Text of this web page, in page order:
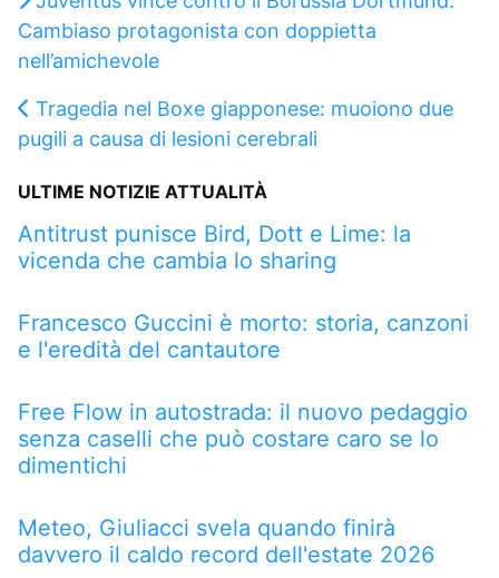
Cambiaso protagonista con doppietta
nell’amichevole
Tragedia nel Boxe giapponese: muoiono due
pugili a causa di lesioni cerebrali
ULTIME NOTIZIE ATTUALITÀ
Antitrust punisce Bird, Dott e Lime: la
vicenda che cambia lo sharing
Francesco Guccini è morto: storia, canzoni
e l'eredità del cantautore
Free Flow in autostrada: il nuovo pedaggio
senza caselli che può costare caro se lo
dimentichi
Meteo, Giuliacci svela quando finirà
davvero il caldo record dell'estate 2026